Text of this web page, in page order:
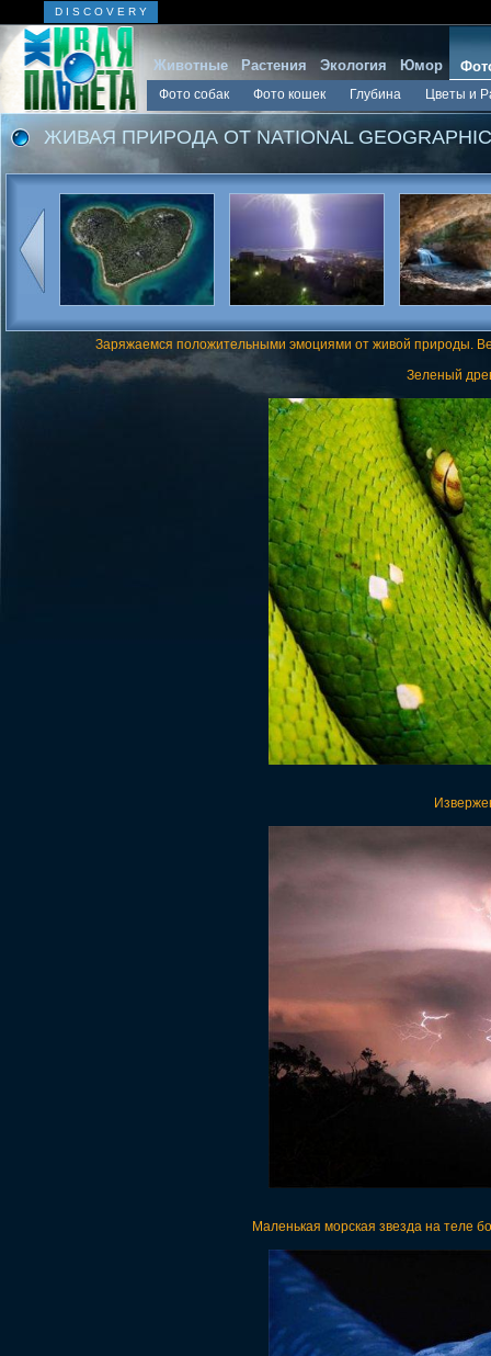
D I S C O V E R Y
Животные Растения Экология Юмор
Фото собак Фото кошек Глубина Цветы и
ЖИВАЯ ПРИРОДА ОТ NATIONAL GEOGRAPHIC
Заряжаемся положительными эмоциями от живой природы.
Зеленый
Маленькая морская звезда на теле